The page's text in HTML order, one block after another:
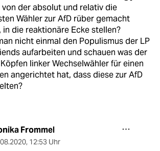
von der absolut und relativ die
Wähler zur AfD rüber gemacht
in die reaktionäre Ecke stellen?
nicht einmal den Populismus der LP
aufarbeiten und schauen was der
linker Wechselwähler für einen
angerichtet hat, dass diese zur AfD
Frommel
, 12:53 Uhr